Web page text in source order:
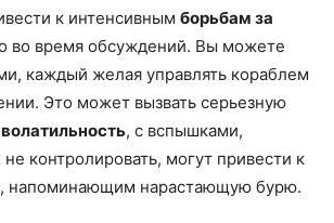
к интенсивным борьбам за
во время обсуждений. Вы можете
каждый желая управлять кораблем
Это может вызвать серьезную
, с вспышками,
контролировать, могут привести к
напоминающим нарастающую бурю.